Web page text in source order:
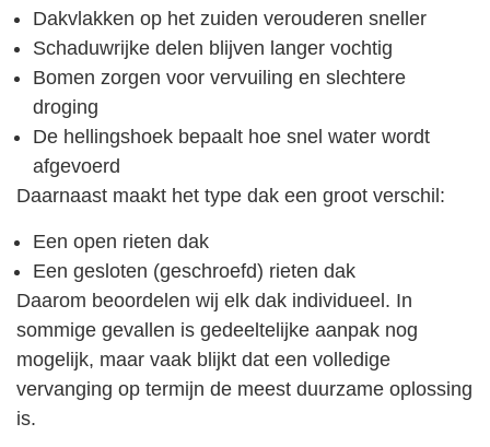
Dakvlakken op het zuiden verouderen sneller
Schaduwrijke delen blijven langer vochtig
Bomen zorgen voor vervuiling en slechtere
droging
De hellingshoek bepaalt hoe snel water wordt
afgevoerd
Daarnaast maakt het type dak een groot verschil:
Een open rieten dak
Een gesloten (geschroefd) rieten dak
Daarom beoordelen wij elk dak individueel. In
sommige gevallen is gedeeltelijke aanpak nog
mogelijk, maar vaak blijkt dat een volledige
vervanging op termijn de meest duurzame oplossing
is.